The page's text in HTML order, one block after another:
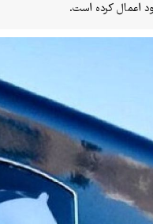
اعمال کرده است.